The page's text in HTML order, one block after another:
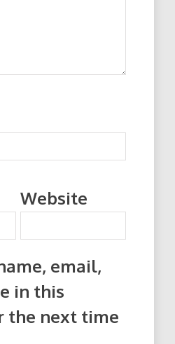
Website
email,
in this
the next time